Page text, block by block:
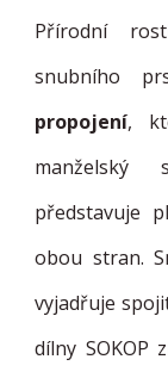
Přírodní
snubního
propojení,
manželský
představuje
obou stran.
vyjadřuje
dílny SOKOP